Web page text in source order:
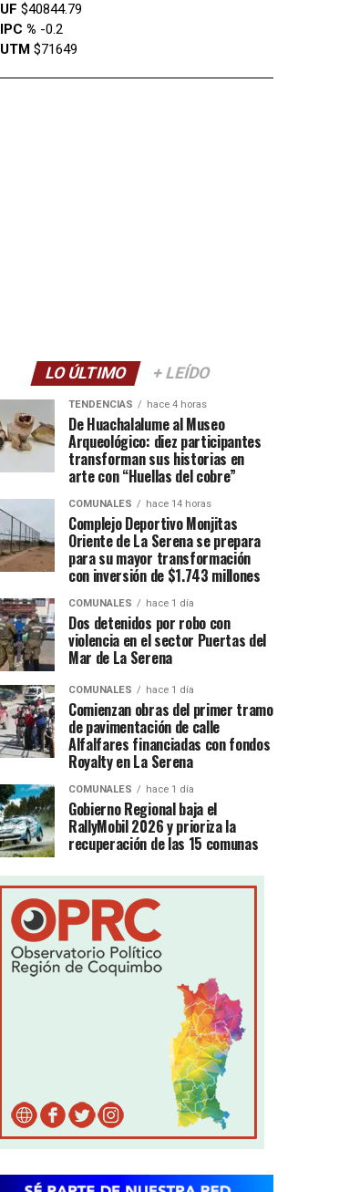
UF $40844.79
IPC % -0.2
UTM $71649
LO ÚLTIMO + LEÍDO
TENDENCIAS hace 4 horas
De Huachalalume al Museo
Arqueológico: diez participantes
transforman sus historias en
arte con “Huellas del cobre”
COMUNALES hace 14 horas
Complejo Deportivo Monjitas
Oriente de La Serena se prepara
para su mayor transformación
con inversión de $1.743 millones
COMUNALES hace 1 día
Dos detenidos por robo con
violencia en el sector Puertas del
Mar de La Serena
COMUNALES hace 1 día
Comienzan obras del primer tramo
de pavimentación de calle
Alfalfares financiadas con fondos
Royalty en La Serena
COMUNALES hace 1 día
Gobierno Regional baja el
RallyMobil 2026 y prioriza la
recuperación de las 15 comunas